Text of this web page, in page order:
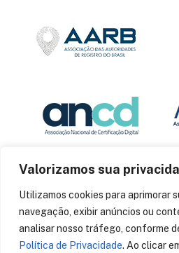
Valorizamos sua
Utilizamos cookies para aprimorar
navegação, exibir anúncios ou
analisar nosso tráfego, conforme
Política de Privacidade. Ao clicar